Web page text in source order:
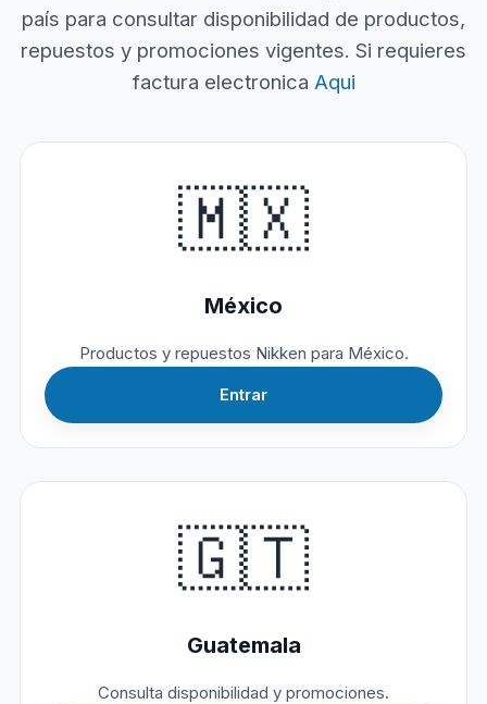
país para consultar disponibilidad de productos,
repuestos y promociones vigentes. Si requieres
factura electronica Aqui
🇲🇽
México
Productos y repuestos Nikken para México.
Entrar
🇬🇹
Guatemala
Consulta disponibilidad y promociones.